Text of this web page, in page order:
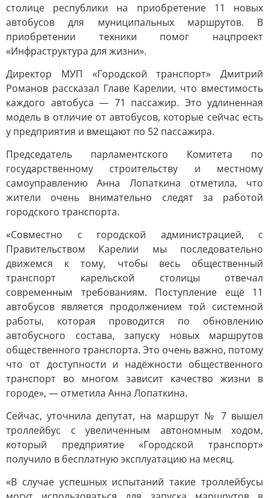
столице республики на приобретение 11 новых
автобусов для муниципальных маршрутов. В
приобретении техники помог нацпроект
«Инфраструктура для жизни».
Директор МУП «Городской транспорт» Дмитрий
Романов рассказал Главе Карелии, что вместимость
каждого автобуса — 71 пассажир. Это удлиненная
модель в отличие от автобусов, которые сейчас есть
у предприятия и вмещают по 52 пассажира.
Председатель парламентского Комитета по
государственному строительству и местному
самоуправлению Анна Лопаткина отметила, что
жители очень внимательно следят за работой
городского транспорта.
«Совместно с городской администрацией, с
Правительством Карелии мы последовательно
движемся к тому, чтобы весь общественный
транспорт карельской столицы отвечал
современным требованиям. Поступление ещё 11
автобусов является продолжением той системной
работы, которая проводится по обновлению
автобусного состава, запуску новых маршрутов
общественного транспорта. Это очень важно, потому
что от доступности и надёжности общественного
транспорт во многом зависит качество жизни в
городе», — отметила Анна Лопаткина.
Сейчас, уточнила депутат, на маршрут № 7 вышел
троллейбус с увеличенным автономным ходом,
который предприятие «Городской транспорт»
получило в бесплатную эксплуатацию на месяц.
«В случае успешных испытаний такие троллейбусы